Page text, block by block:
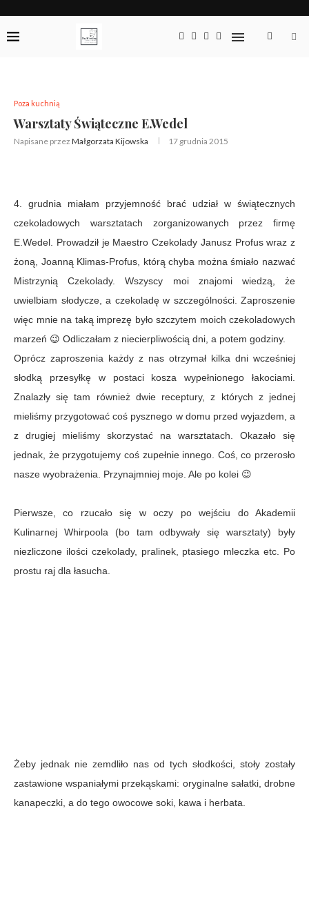
Poza kuchnią
Warsztaty Świąteczne E.Wedel
Napisane przez Małgorzata Kijowska 17 grudnia 2015
4. grudnia miałam przyjemność brać udział w świątecznych
czekoladowych warsztatach zorganizowanych przez firmę
E.Wedel. Prowadził je Maestro Czekolady Janusz Profus wraz z
żoną, Joanną Klimas-Profus, którą chyba można śmiało nazwać
Mistrzynią Czekolady. Wszyscy moi znajomi wiedzą, że
uwielbiam słodycze, a czekoladę w szczególności. Zaproszenie
więc mnie na taką imprezę było szczytem moich czekoladowych
marzeń 😉 Odliczałam z niecierpliwością dni, a potem godziny.
Oprócz zaproszenia każdy z nas otrzymał kilka dni wcześniej
słodką przesyłkę w postaci kosza wypełnionego łakociami.
Znalazły się tam również dwie receptury, z których z jednej
mieliśmy przygotować coś pysznego w domu przed wyjazdem, a
z drugiej mieliśmy skorzystać na warsztatach. Okazało się
jednak, że przygotujemy coś zupełnie innego. Coś, co przerosło
nasze wyobrażenia. Przynajmniej moje. Ale po kolei 😉
Pierwsze, co rzucało się w oczy po wejściu do Akademii
Kulinarnej Whirpoola (bo tam odbywały się warsztaty) były
niezliczone ilości czekolady, pralinek, ptasiego mleczka etc. Po
prostu raj dla łasucha.
Żeby jednak nie zemdliło nas od tych słodkości, stoły zostały
zastawione wspaniałymi przekąskami: oryginalne sałatki, drobne
kanapeczki, a do tego owocowe soki, kawa i herbata.